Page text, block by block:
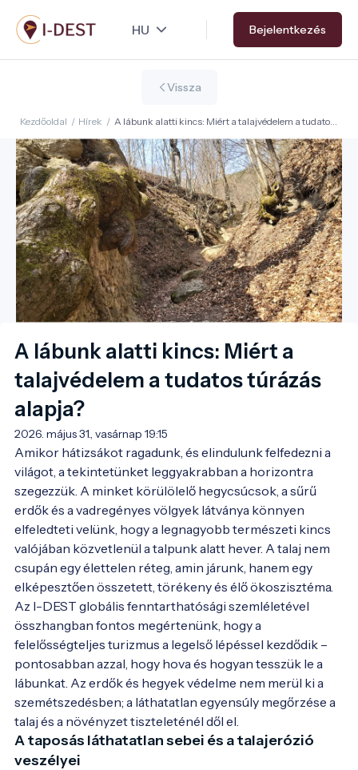
Ugrás
a
tartalomra
Bejelentkezés
Vissza
Kezdőoldal / Hírek / A lábunk alatti kincs: Miért a talajvédelem a tudatos
túrázás alapja?
A lábunk alatti kincs: Miért a
talajvédelem a tudatos túrázás
alapja?
2026. május 31., vasárnap 19:15
Amikor hátizsákot ragadunk, és elindulunk felfedezni a
világot, a tekintetünket leggyakrabban a horizontra
szegezzük. A minket körülölelő hegycsúcsok, a sűrű
erdők és a vadregényes völgyek látványa könnyen
elfeledteti velünk, hogy a legnagyobb természeti kincs
valójában közvetlenül a talpunk alatt hever. A talaj nem
csupán egy élettelen réteg, amin járunk, hanem egy
elképesztően összetett, törékeny és élő ökoszisztéma.
Az I-DEST globális fenntarthatósági szemléletével
összhangban fontos megértenünk, hogy a
felelősségteljes turizmus a legelső lépéssel kezdődik –
pontosabban azzal, hogy hova és hogyan tesszük le a
lábunkat. Az erdők és hegyek védelme nem merül ki a
szemétszedésben; a láthatatlan egyensúly megőrzése a
talaj és a növényzet tiszteleténél dől el.
A taposás láthatatlan sebei és a talajerózió
veszélyei